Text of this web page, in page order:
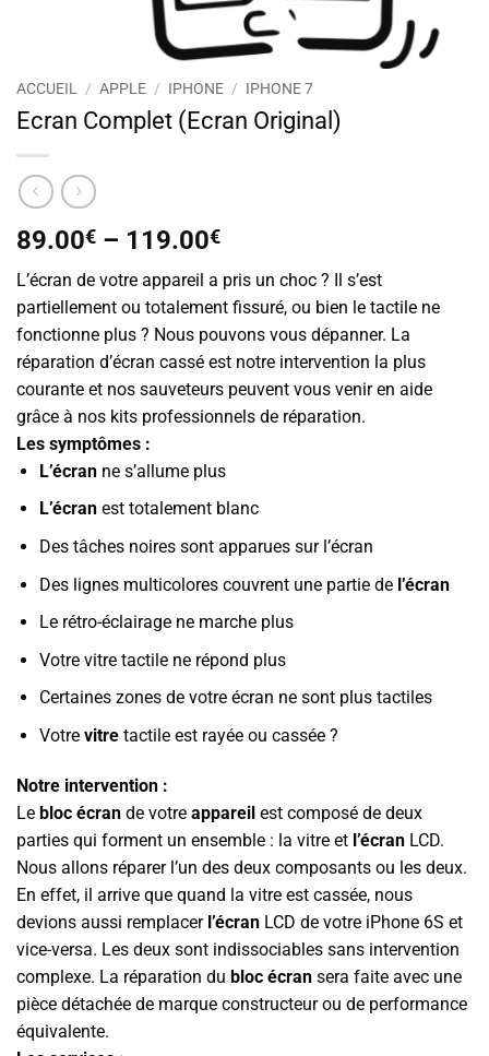
ACCUEIL / APPLE / IPHONE / IPHONE 7
Ecran Complet (Ecran Original)
89.00€ – 119.00€
L’écran de votre appareil a pris un choc ? Il s’est
partiellement ou totalement fissuré, ou bien le tactile ne
fonctionne plus ? Nous pouvons vous dépanner. La
réparation d’écran cassé est notre intervention la plus
courante et nos sauveteurs peuvent vous venir en aide
grâce à nos kits professionnels de réparation.
Les symptômes :
L’écranne s’allume plus
L’écranest totalement blanc
Des tâches noires sont apparues sur l’écran
Des lignes multicolores couvrent une partie de l’écran
Le rétro-éclairage ne marche plus
Votre vitre tactile ne répond plus
Certaines zones de votre écran ne sont plus tactiles
Votre vitretactile est rayée ou cassée ?
Notre intervention :
Le bloc écran de votre appareil est composé de deux
parties qui forment un ensemble : la vitre et l’écran LCD.
Nous allons réparer l’un des deux composants ou les deux.
En effet, il arrive que quand la vitre est cassée, nous
devions aussi remplacer l’écran LCD de votre iPhone 6S et
vice-versa. Les deux sont indissociables sans intervention
complexe. La réparation du bloc écran sera faite avec une
pièce détachée de marque constructeur ou de performance
équivalente.